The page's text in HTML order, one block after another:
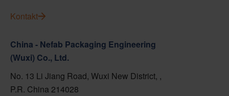
Kontakt
China - Nefab Packaging Engineering
(Wuxi) Co., Ltd.
No. 13 Li Jiang Road, Wuxi New District, ,
P.R. China 214028